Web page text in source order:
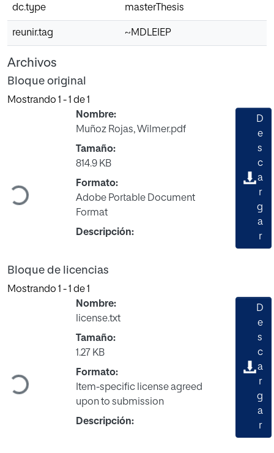
dc.type masterThesis
reunir.tag ~MDLEIEP
Archivos
Bloque original
Mostrando 1 - 1 de 1
Cargando...
Nombre:
Muñoz Rojas, Wilmer.pdf
Tamaño:
814.9 KB
Formato:
Adobe Portable Document
Format
Descripción:
D
e
s
c
a
r
g
a
r
Bloque de licencias
Mostrando 1 - 1 de 1
Cargando...
Nombre:
license.txt
Tamaño:
1.27 KB
Formato:
Item-specific license agreed
upon to submission
Descripción:
D
e
s
c
a
r
g
a
r